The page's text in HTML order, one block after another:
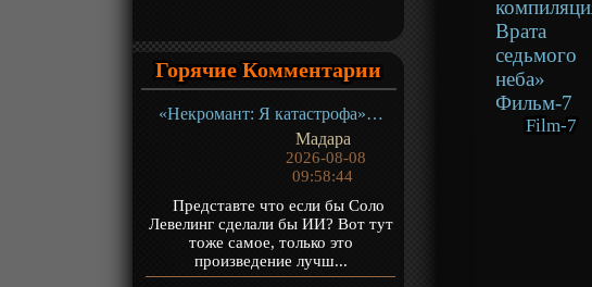
Горячие Комментарии
«Некромант: Я катастрофа» ТВ-1
Мадара
2026-08-08
09:58:44
Представте что если бы Соло
Левелинг сделали бы ИИ? Вот тут
тоже самое, только это
произведение лучш...
Film-7